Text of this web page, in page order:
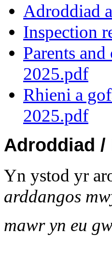
Adroddiad
Inspection
Parents
2025.pdf
Rhieni a
2025.pdf
Adroddiad /
Yn ystod yr
arddangos
mawr yn eu